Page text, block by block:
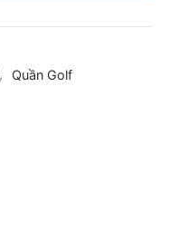
,
Quần Golf